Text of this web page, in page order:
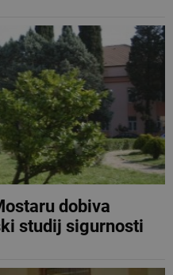
dobiva
studij sigurnosti